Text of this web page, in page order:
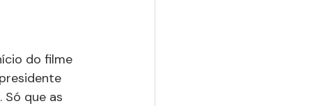
do filme
que as